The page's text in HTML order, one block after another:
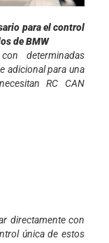
para el control
de BMW
determinadas
adicional para una
RC CAN
directamente con
única de estos